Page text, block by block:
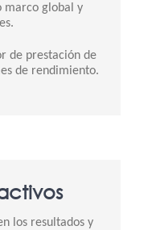
marco global y
de prestación de
de rendimiento.
los resultados y